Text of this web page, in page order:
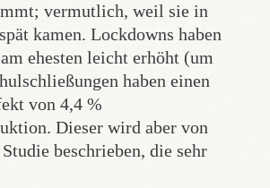
vermutlich, weil sie in
kamen. Lockdowns haben
ehesten leicht erhöht (um
haben einen
von 4,4 %
Dieser wird aber von
beschrieben, die sehr